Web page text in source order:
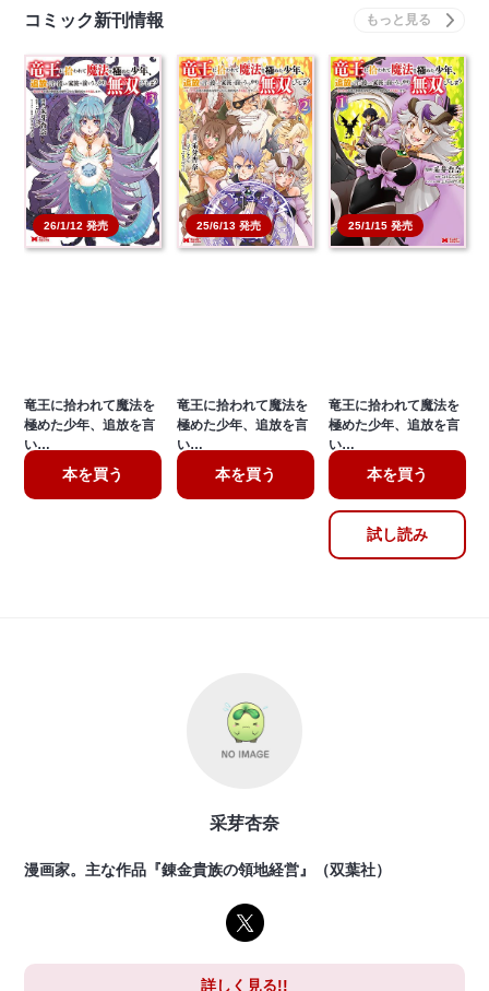
コミック新刊情報
26/1/12 発売
竜王に拾われて魔法を
極めた少年、追放を言
い…
本を買う
25/6/13 発売
竜王に拾われて魔法を
極めた少年、追放を言
い…
本を買う
25/1/15 発売
竜王に拾われて魔法を
極めた少年、追放を言
い…
本を買う
試し読み
采芽杏奈
漫画家。主な作品『錬金貴族の領地経営』（双葉社）
詳しく見る!!